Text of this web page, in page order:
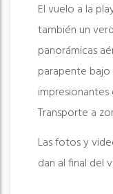
El vuelo a la
también un
panorámicas
parapente
Transporte a
Las fotos y
dan al final del